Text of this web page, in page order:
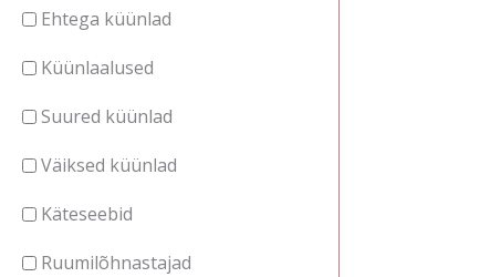
Ehtega küünlad
Küünlaalused
Suured küünlad
Väiksed küünlad
Käteseebid
Ruumilõhnastajad